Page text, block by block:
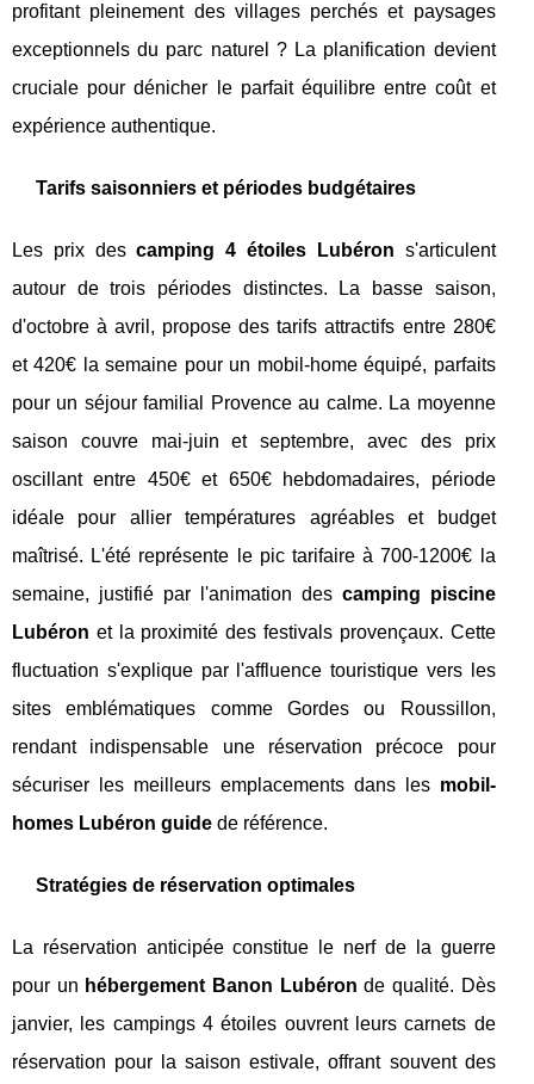
profitant pleinement des villages perchés et paysages
exceptionnels du parc naturel ? La planification devient
cruciale pour dénicher le parfait équilibre entre coût et
expérience authentique.
Tarifs saisonniers et périodes budgétaires
Les prix descamping 4 étoiles Lubéron s'articulent
autour de trois périodes distinctes. La basse saison,
d'octobre à avril, propose des tarifs attractifs entre 280€
et 420€ la semaine pour un mobil-home équipé, parfaits
pour un séjour familial Provence au calme. La moyenne
saison couvre mai-juin et septembre, avec des prix
oscillant entre 450€ et 650€ hebdomadaires, période
idéale pour allier températures agréables et budget
maîtrisé. L'été représente le pic tarifaire à 700-1200€ la
semaine, justifié par l'animation des camping piscine
Lubéron et la proximité des festivals provençaux. Cette
fluctuation s'explique par l'affluence touristique vers les
sites emblématiques comme Gordes ou Roussillon,
rendant indispensable une réservation précoce pour
sécuriser les meilleurs emplacements dans les mobil-
homes Lubéron guide de référence.
Stratégies de réservation optimales
La réservation anticipée constitue le nerf de la guerre
pour un hébergement Banon Lubéron de qualité. Dès
janvier, les campings 4 étoiles ouvrent leurs carnets de
réservation pour la saison estivale, offrant souvent des